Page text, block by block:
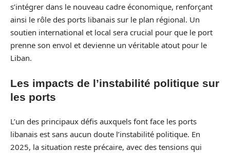
s’intégrer dans le nouveau cadre économique, renforçant
ainsi le rôle des ports libanais sur le plan régional. Un
soutien international et local sera crucial pour que le port
prenne son envol et devienne un véritable atout pour le
Liban.
Les impacts de l’instabilité politique sur
les ports
L’un des principaux défis auxquels font face les ports
libanais est sans aucun doute l’instabilité politique. En
2025, la situation reste précaire, avec des tensions qui